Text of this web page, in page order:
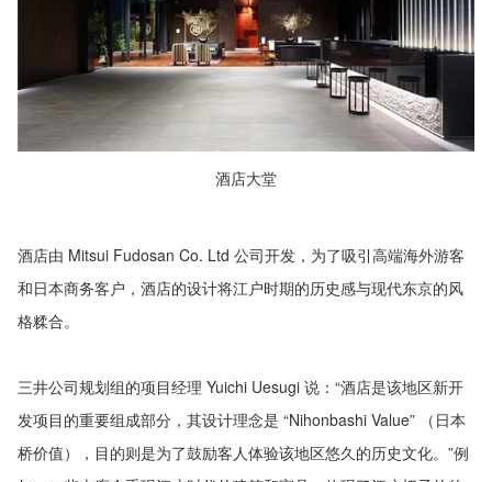
酒店大堂
酒店由 Mitsui Fudosan Co. Ltd 公司开发，为了吸引高端海外游客
和日本商务客户，酒店的设计将江户时期的历史感与现代东京的风
格糅合。
三井公司规划组的项目经理 Yuichi Uesugi 说：“酒店是该地区新开
发项目的重要组成部分，其设计理念是 “Nihonbashi Value” （日本
桥价值），目的则是为了鼓励客人体验该地区悠久的历史文化。”例